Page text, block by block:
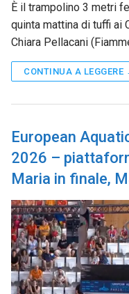
È il trampolino 3 metri
quinta mattina di tuffi ai
Chiara Pellacani
CONTINUA A LEGGERE
European
2026 –
Maria in finale,